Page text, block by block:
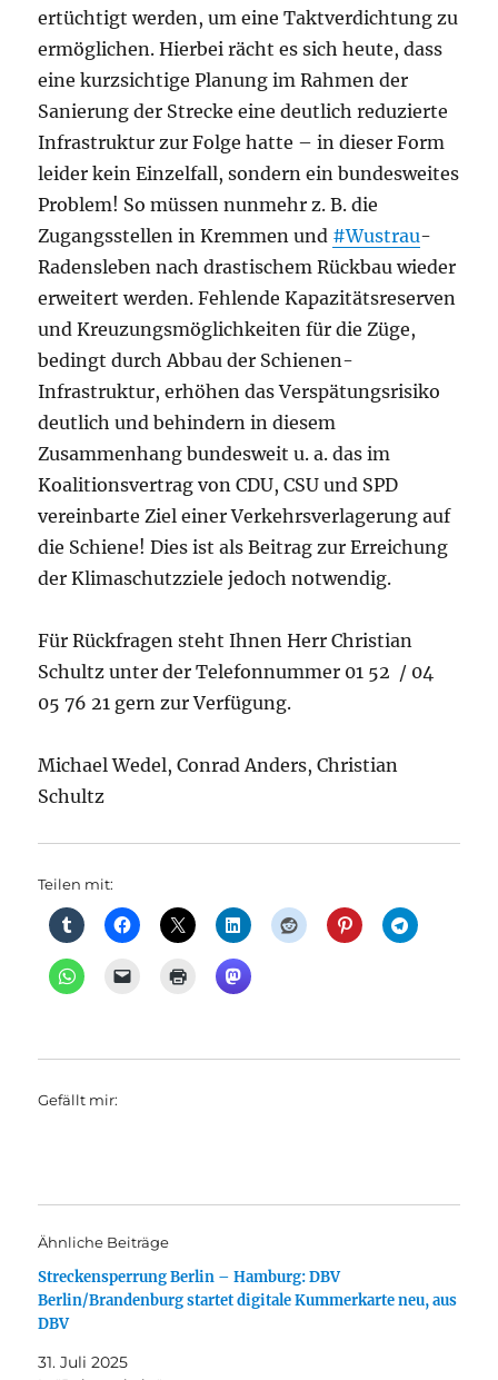
ertüchtigt werden, um eine Taktverdichtung zu
ermöglichen. Hierbei rächt es sich heute, dass
eine kurzsichtige Planung im Rahmen der
Sanierung der Strecke eine deutlich reduzierte
Infrastruktur zur Folge hatte – in dieser Form
leider kein Einzelfall, sondern ein bundesweites
Problem! So müssen nunmehr z. B. die
Zugangsstellen in Kremmen und #Wustrau-
Radensleben nach drastischem Rückbau wieder
erweitert werden. Fehlende Kapazitätsreserven
und Kreuzungsmöglichkeiten für die Züge,
bedingt durch Abbau der Schienen-
Infrastruktur, erhöhen das Verspätungsrisiko
deutlich und behindern in diesem
Zusammenhang bundesweit u. a. das im
Koalitionsvertrag von CDU, CSU und SPD
vereinbarte Ziel einer Verkehrsverlagerung auf
die Schiene! Dies ist als Beitrag zur Erreichung
der Klimaschutzziele jedoch notwendig.
Für Rückfragen steht Ihnen Herr Christian
Schultz unter der Telefonnummer 01 52 / 04
05 76 21 gern zur Verfügung.
Michael Wedel, Conrad Anders, Christian
Schultz
Teilen mit:
Gefällt mir:
Ähnliche Beiträge
Streckensperrung Berlin – Hamburg: DBV
Berlin/Brandenburg startet digitale Kummerkarte neu, aus
DBV
31. Juli 2025